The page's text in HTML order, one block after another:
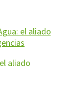
aliado